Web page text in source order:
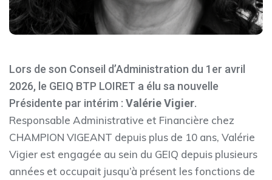
Lors de son Conseil d’Administration du 1er avril
2026, le GEIQ BTP LOIRET a élu sa nouvelle
Présidente par intérim : Valérie Vigier.
Responsable Administrative et Financière chez
CHAMPION VIGEANT depuis plus de 10 ans, Valérie
Vigier est engagée au sein du GEIQ depuis plusieurs
années et occupait jusqu’à présent les fonctions de